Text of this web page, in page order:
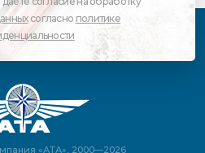
согласно политике
«АТА», 2000—2026